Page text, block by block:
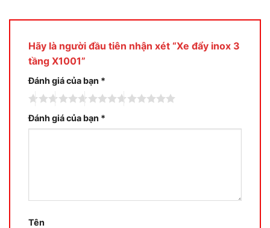
Hãy là người đầu tiên nhận xét “Xe đẩy inox 3
tầng X1001”
Đánh giá của bạn *
Đánh giá của bạn *
Tên